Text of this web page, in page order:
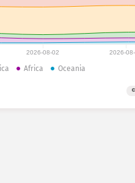
2026-08-02 2026-
Africa Oceania
©